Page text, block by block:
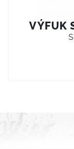
VÝFUK